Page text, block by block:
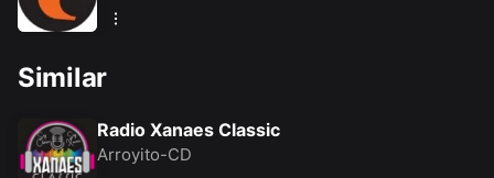
Similar
Radio Xanaes Classic
Arroyito-CD